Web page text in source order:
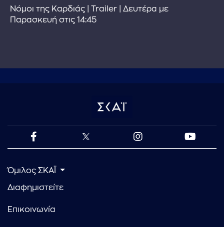
Νόμοι της Καρδιάς | Trailer | Δευτέρα με
Παρασκευή στις 14:45
Όμιλος ΣΚΑΪ
Διαφημιστείτε
Επικοινωνία